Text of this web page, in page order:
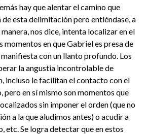
hay que alentar el camino que
esta delimitación pero entiéndase, a
nos dice, intenta localizar en el
momentos en que Gabriel es presa de
con un llanto profundo. Los
la angustia incontrolable de
incluso le facilitan el contacto con el
pero en sí mismo son momentos que
sin imponer el orden (que no
a la que aludimos antes) o acudir a
etc. Se logra detectar que en estos